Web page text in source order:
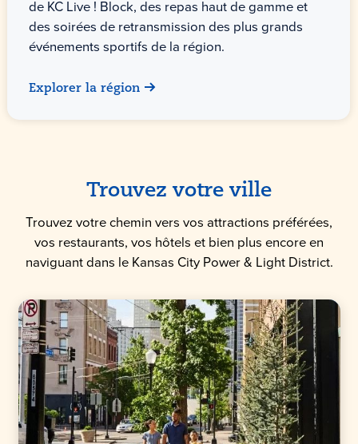
de KC Live ! Block, des repas haut de gamme et
des soirées de retransmission des plus grands
événements sportifs de la région.
Explorer la région
Trouvez votre ville
Trouvez votre chemin vers vos attractions préférées,
vos restaurants, vos hôtels et bien plus encore en
naviguant dans le Kansas City Power & Light District.